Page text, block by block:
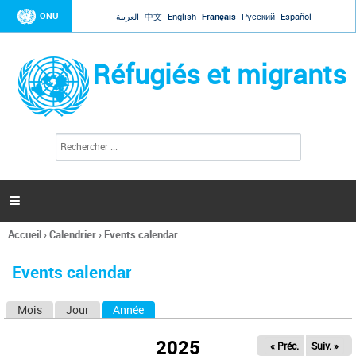
Jump to navigation
ONU العربية 中文 English Français Русский Español
Réfugiés et migrants
l
c
h
e

Vous
ici
Accueil›Calendrier› Events calendar
Events calendar
Mois Jour Année
2025 « Préc. Suiv. »